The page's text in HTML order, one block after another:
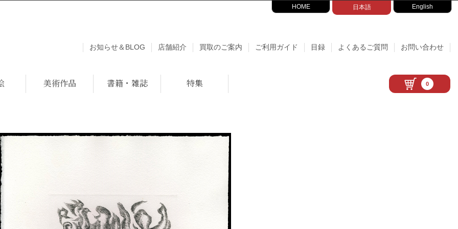
HOME 日本語 English
お知らせ＆BLOG 店舗紹介 買取のご案内 ご利用ガイド 目録 よくあるご質問 お問い合わせ
美術作品 書籍・雑誌 特集 0